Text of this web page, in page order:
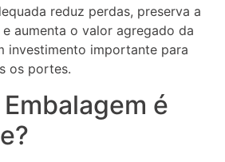
reduz perdas, preserva a
aumenta o valor agregado da
investimento importante para
os portes.
é